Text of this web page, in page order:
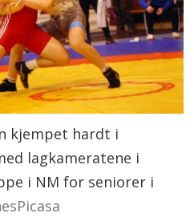
kjempet hardt i
lagkameratene i
i NM for seniorer i